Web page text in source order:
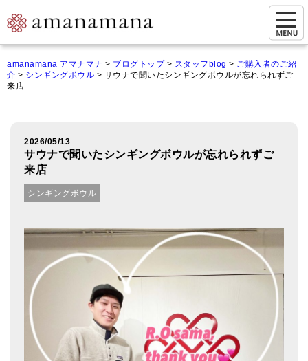
マイページ
ご来店&購入
オンライン相談&購入
シンギングボウル講座
オンラインショップ
カートを見る
商品一覧
アマナマナのシンギングボウル
amanamana アマナマナ > ブログトップ> スタッフblog > ご購入者のご紹
介 > シンギングボウル > サウナで聞いたシンギングボウルが忘れられずご
来店
2026/05/13
サウナで聞いたシンギングボウルが忘れられずご
来店
シンギングボウル